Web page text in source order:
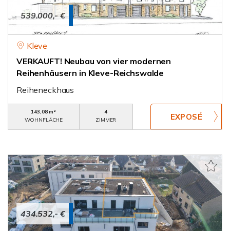
539.000,- €
Kleve
VERKAUFT! Neubau von vier modernen
Reihenhäusern in Kleve-Reichswalde
Reiheneckhaus
143,08 m²
WOHNFLÄCHE
4
ZIMMER
434.532,- €